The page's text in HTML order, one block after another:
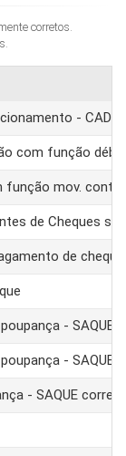
corretos.
-
com função
função mov. conta
de Cheques
de cheque
- SAQUE
- SAQUE
- SAQUE